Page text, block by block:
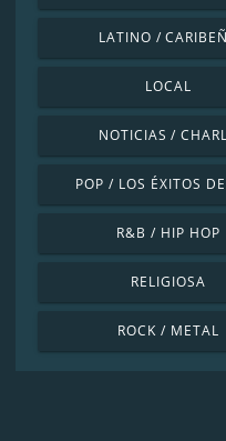
LATINO /
LOCAL
NOTICIAS /
POP / LOS ÉXITOS
R&B / HIP HOP
RELIGIOSA
ROCK / METAL